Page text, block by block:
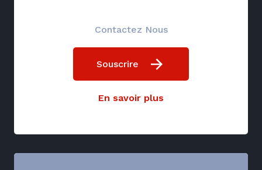
Contactez Nous
Souscrire
En savoir plus